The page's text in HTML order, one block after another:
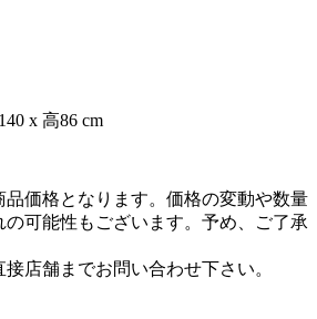
x 高86 cm
品価格となります。価格の変動や数量
の可能性もございます。予め、ご了承
店舗までお問い合わせ下さい。